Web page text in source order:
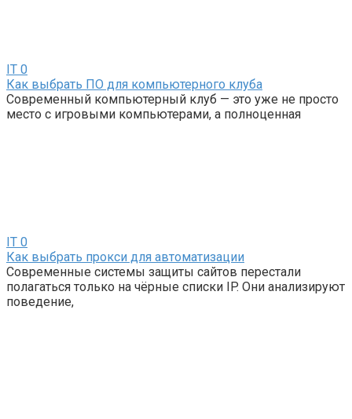
IT 0
Как выбрать ПО для компьютерного клуба
Современный компьютерный клуб — это уже не просто
место с игровыми компьютерами, а полноценная
IT 0
Как выбрать прокси для автоматизации
Современные системы защиты сайтов перестали
полагаться только на чёрные списки IP. Они анализируют
поведение,